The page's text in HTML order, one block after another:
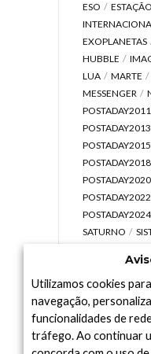
ESO
EXOPLANETAS
HUBBLE
LUA
MARTE
MESSENGER
POSTADAY2011
POSTADAY2013
POSTADAY2015
POSTADAY2018
POSTADAY2020
POSTADAY2022
POSTADAY2024
SATURNO
UNIVERSO
Arquivo
Utilizamos cookies
navegação,
funcionalidades de
tráfego. Ao continuar